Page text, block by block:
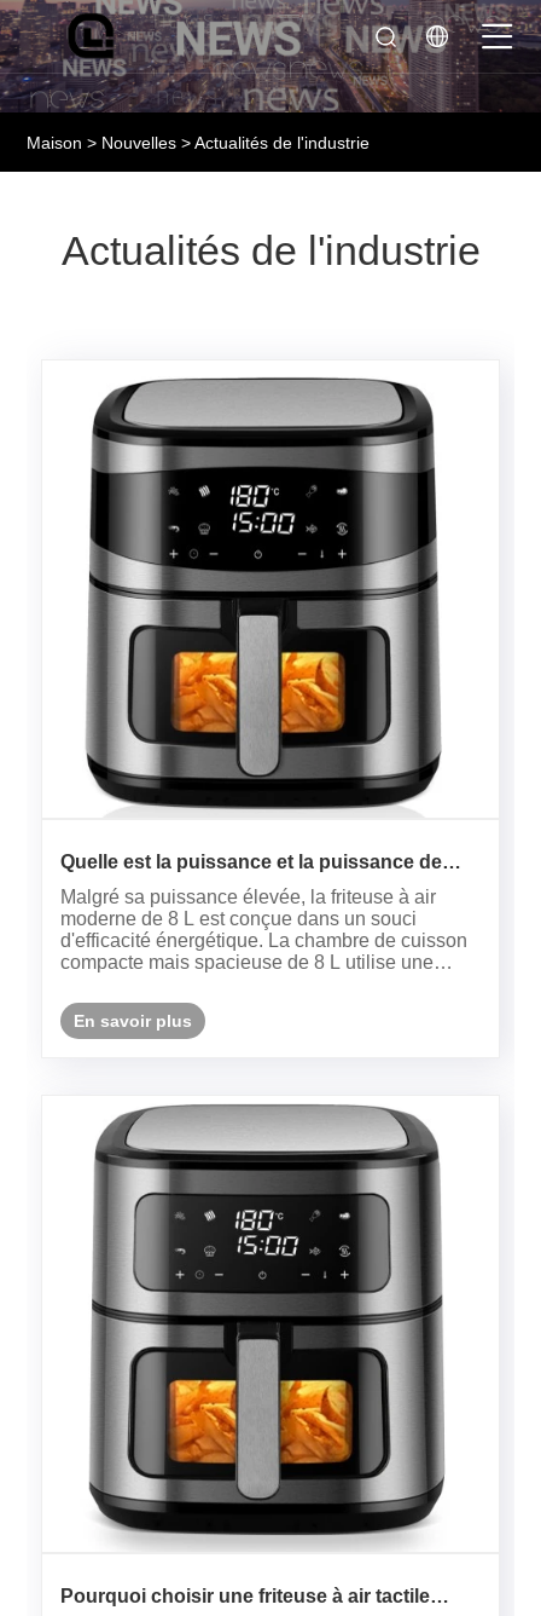
Maison > Nouvelles > Actualités de l'industrie
Actualités de l'industrie
Quelle est la puissance et la puissance de
chauffage de votre friteuse à air moderne de 8
L ?
Malgré sa puissance élevée, la friteuse à air
moderne de 8 L est conçue dans un souci
d'efficacité énergétique. La chambre de cuisson
compacte mais spacieuse de 8 L utilise une
rapidement que les fours conventionnels, ce qui
peut économiser de l'éle......
En savoir plus
Pourquoi choisir une friteuse à air tactile